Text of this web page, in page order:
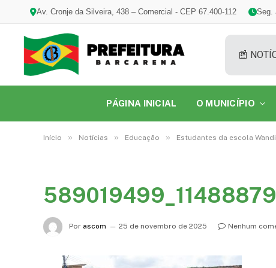
Av. Cronje da Silveira, 438 – Comercial - CEP 67.400-112 Seg.
📰
PÁGINA INICIAL O MUNICÍPIO
Início » Notícias » Educação » Estudantes da escola
Por ascom 25 de novembro de 2025 Nenhum